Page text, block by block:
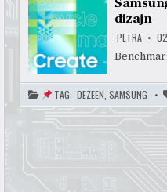
dizajn
PETRA
TAG:DEZEEN ,SAMSUNG